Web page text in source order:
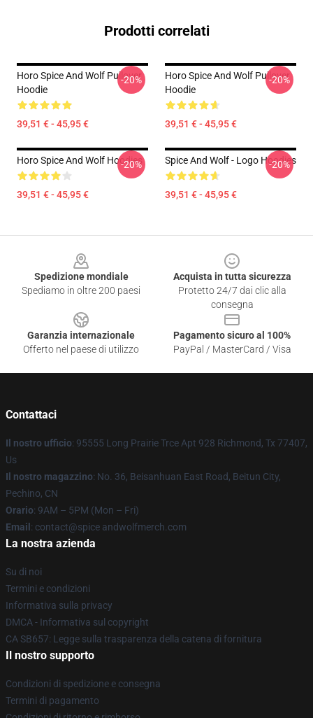
Prodotti correlati
Horo Spice And Wolf Pullover
Hoodie
39,51 € - 45,95 €
-20%
Horo Spice And Wolf Pullover
Hoodie
39,51 € - 45,95 €
-20%
Horo Spice And Wolf Hoodies
39,51 € - 45,95 €
-20% Spice And Wolf - Logo Hoodies
39,51 € - 45,95 €
-20%
Spedizione mondiale
Spediamo in oltre 200 paesi
Acquista in tutta sicurezza
Protetto 24/7 dai clic alla
consegna
Garanzia internazionale
Offerto nel paese di utilizzo
Pagamento sicuro al 100%
PayPal / MasterCard / Visa
Contattaci
Il nostro ufficio: 95555 Long Prairie Trce Apt 928 Richmond, Tx 77407,
Us
Il nostro magazzino: No. 36, Beisanhuan East Road, Beitun City,
Pechino, CN
Orario: 9AM – 5PM (Mon – Fri)
Email : contact@spice andwolfmerch.com
La nostra azienda
Su di noi
Termini e condizioni
Informativa sulla privacy
DMCA - Informativa sul copyright
CA SB657: Legge sulla trasparenza della catena di fornitura
Il nostro supporto
Condizioni di spedizione e consegna
Termini di pagamento